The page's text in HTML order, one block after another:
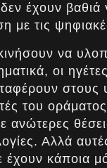
έχουν
με τις
να
οι
στους
του
Αλλά αυτές
έχουν κάποια